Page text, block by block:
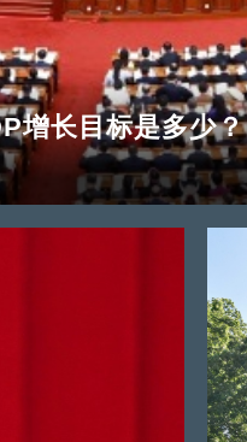
增长目标是多少？